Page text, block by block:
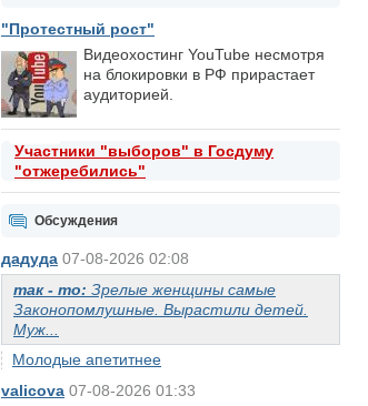
"Протестный рост"
Видеохостинг YouTube несмотря
на блокировки в РФ прирастает
аудиторией.
Участники "выборов" в Госдуму
"отжеребились"
Обсуждения
дадуда 07-08-2026 02:08
так - то: Зрелые женщины самые
Законопомлушные. Вырастили детей.
Муж...
Молодые апетитнее
valicova 07-08-2026 01:33